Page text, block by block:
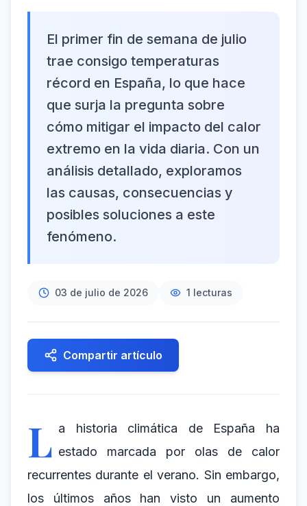
El primer fin de semana de julio
trae consigo temperaturas
récord en España, lo que hace
que surja la pregunta sobre
cómo mitigar el impacto del calor
extremo en la vida diaria. Con un
análisis detallado, exploramos
las causas, consecuencias y
posibles soluciones a este
fenómeno.
03 de julio de 2026 1 lecturas
Compartir artículo
L a historia climática de España ha
estado marcada por olas de calor
recurrentes durante el verano. Sin embargo,
los últimos años han visto un aumento